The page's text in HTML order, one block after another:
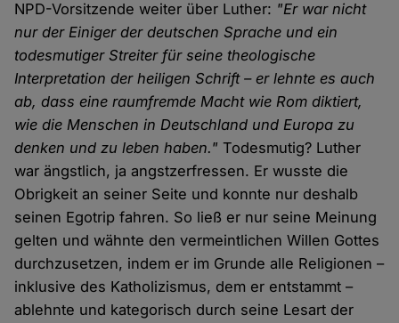
NPD-Vorsitzende weiter über Luther: "Er war nicht
nur der Einiger der deutschen Sprache und ein
todesmutiger Streiter für seine theologische
Interpretation der heiligen Schrift – er lehnte es auch
ab, dass eine raumfremde Macht wie Rom diktiert,
wie die Menschen in Deutschland und Europa zu
denken und zu leben haben." Todesmutig? Luther
war ängstlich, ja angstzerfressen. Er wusste die
Obrigkeit an seiner Seite und konnte nur deshalb
seinen Egotrip fahren. So ließ er nur seine Meinung
gelten und wähnte den vermeintlichen Willen Gottes
durchzusetzen, indem er im Grunde alle Religionen –
inklusive des Katholizismus, dem er entstammt –
ablehnte und kategorisch durch seine Lesart der